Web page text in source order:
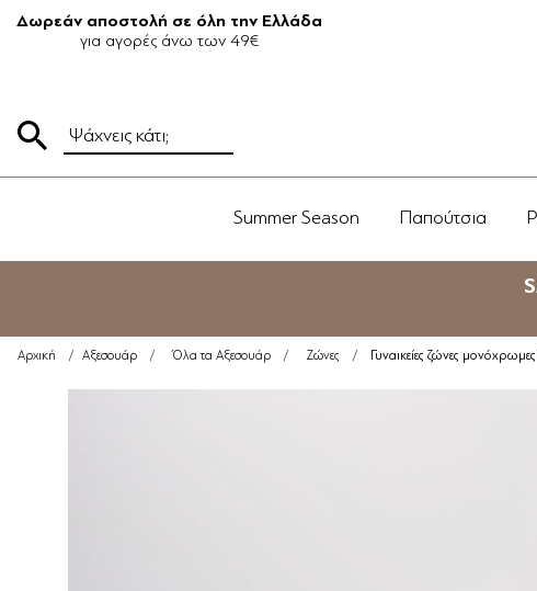
Δωρεάν αποστολή σε όλη την Ελλάδα
για αγορές άνω των 49€
Summer Season Παπούτσια
Αρχική / Αξεσουάρ / Όλα τα Αξεσουάρ / Ζώνες / Γυναικείες ζώνες